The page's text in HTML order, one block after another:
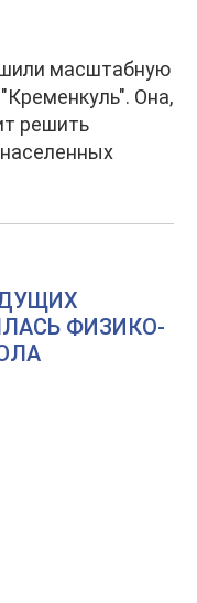
масштабную
Она,
решить
ФИЗИКО-